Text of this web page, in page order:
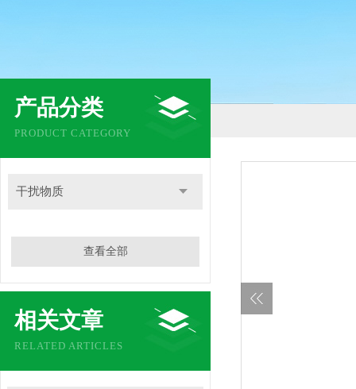
产品分类
PRODUCT CATEGORY
干扰物质
查看全部
相关文章
RELATED ARTICLES